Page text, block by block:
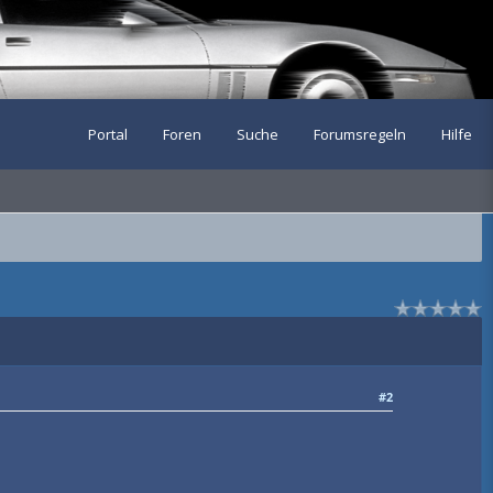
Portal Foren Suche Forumsregeln Hilfe
#2